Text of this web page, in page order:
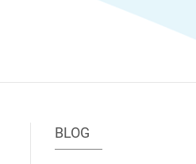
BLOG